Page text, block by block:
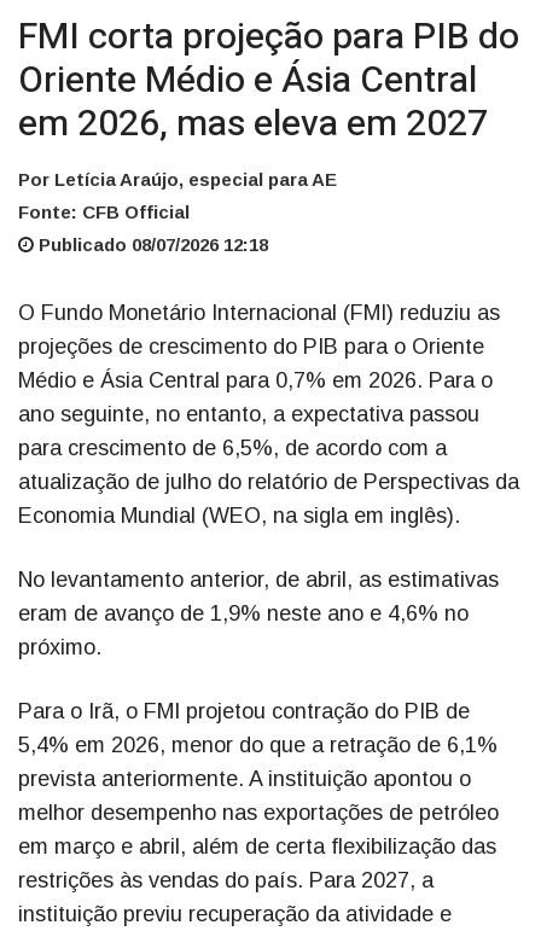
FMI corta projeção para PIB do
Oriente Médio e Ásia Central
em 2026, mas eleva em 2027
Por Letícia Araújo, especial para AE
Fonte: CFB Official
Publicado 08/07/2026 12:18
O Fundo Monetário Internacional (FMI) reduziu as
projeções de crescimento do PIB para o Oriente
Médio e Ásia Central para 0,7% em 2026. Para o
ano seguinte, no entanto, a expectativa passou
para crescimento de 6,5%, de acordo com a
atualização de julho do relatório de Perspectivas da
Economia Mundial (WEO, na sigla em inglês).
No levantamento anterior, de abril, as estimativas
eram de avanço de 1,9% neste ano e 4,6% no
próximo.
Para o Irã, o FMI projetou contração do PIB de
5,4% em 2026, menor do que a retração de 6,1%
prevista anteriormente. A instituição apontou o
melhor desempenho nas exportações de petróleo
em março e abril, além de certa flexibilização das
restrições às vendas do país. Para 2027, a
instituição previu recuperação da atividade e